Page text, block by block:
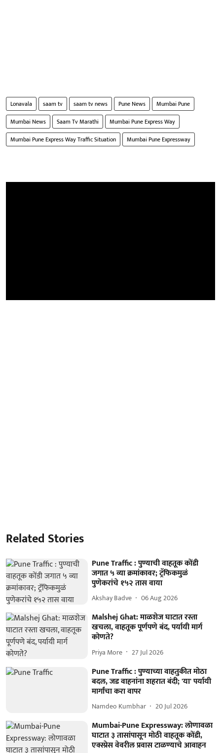
Lonavala saam tv saam tv news Pune News
Mumbai Pune
Mumbai News
Saam Tv Marathi
Mumbai Pune Express Way
Mumbai Pune Express Way Traffic Situation
Mumbai Pune Expressway
Related Stories
Pune Traffic : पुण्याची वाहतूक कोंडी
जगात ५ व्या क्रमांकावर; ट्रॅफिकमुळं
पुणेकरांचे १५२ तास वाया
Akshay Badve 06 Aug 2026
Malshej Ghat: माळशेज घाटात रस्ता
खचला, वाहतूक पूर्णपणे बंद, पर्यायी मार्ग
कोणते?
Priya More 27 Jul 2026
Pune Traffic : पुण्याच्या वाहतुकीत मोठा
बदल, जड वाहनांना शहरात बंदी; 'या' पर्यायी
मार्गांचा करा वापर
Namdeo Kumbhar 20 Jul 2026
Mumbai-Pune Expressway: लोणावळा
घाटात ३ तासांपासून मोठी वाहतूक कोंडी,
एक्स्प्रेस वेवरील प्रवास टाळण्याचे आवाहन